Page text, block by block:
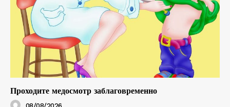
Проходите медосмотр заблаговременно